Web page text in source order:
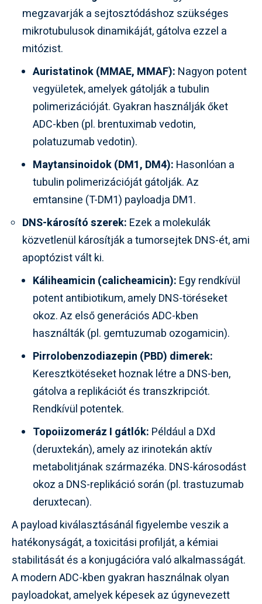
megzavarják a sejtosztódáshoz szükséges
mikrotubulusok dinamikáját, gátolva ezzel a
mitózist.
Auristatinok (MMAE, MMAF): Nagyon potent
vegyületek, amelyek gátolják a tubulin
polimerizációját. Gyakran használják őket
ADC-kben (pl. brentuximab vedotin,
polatuzumab vedotin).
Maytansinoidok (DM1, DM4): Hasonlóan a
tubulin polimerizációját gátolják. Az
emtansine (T-DM1) payloadja DM1.
DNS-károsító szerek: Ezek a molekulák
közvetlenül károsítják a tumorsejtek DNS-ét, ami
apoptózist vált ki.
Káliheamicin (calicheamicin): Egy rendkívül
potent antibiotikum, amely DNS-töréseket
okoz. Az első generációs ADC-kben
használták (pl. gemtuzumab ozogamicin).
Pirrolobenzodiazepin (PBD) dimerek:
Keresztkötéseket hoznak létre a DNS-ben,
gátolva a replikációt és transzkripciót.
Rendkívül potentek.
Topoiizomeráz I gátlók: Például a DXd
(deruxtekán), amely az irinotekán aktív
metabolitjának származéka. DNS-károsodást
okoz a DNS-replikáció során (pl. trastuzumab
deruxtecan).
A payload kiválasztásánál figyelembe veszik a
hatékonyságát, a toxicitási profilját, a kémiai
stabilitását és a konjugációra való alkalmasságát.
A modern ADC-kben gyakran használnak olyan
payloadokat, amelyek képesek az úgynevezett